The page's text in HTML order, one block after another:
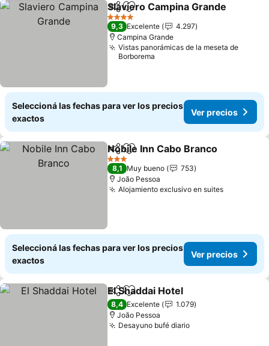
CompartirAñadir a favoritos
Slaviero Campina Grande
4 Estrellas
9,3 Excelente
4.297
Campina Grande
Vistas panorámicas de la meseta de
Borborema
Seleccioná las fechas para ver los precios
exactos
Ver precios
CompartirAñadir a favoritos
Nobile Inn Cabo Branco
3 Estrellas
8,1 Muy bueno
753
João Pessoa
Alojamiento exclusivo en suitesVer
Seleccioná las fechas para ver los precios
exactos
Ver precios
CompartirAñadir a favoritos
El Shaddai Hotel
8,4 Excelente
1.079
João Pessoa
Desayuno bufé diarioVer precios